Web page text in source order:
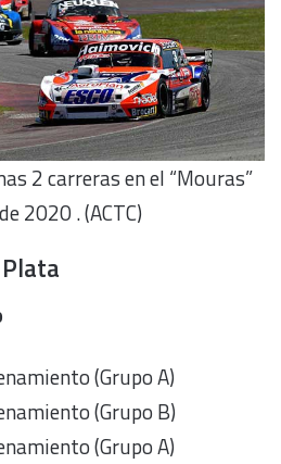
2 carreras en el “Mouras”
2020 . (ACTC)
(Grupo A)
(Grupo B)
(Grupo A)